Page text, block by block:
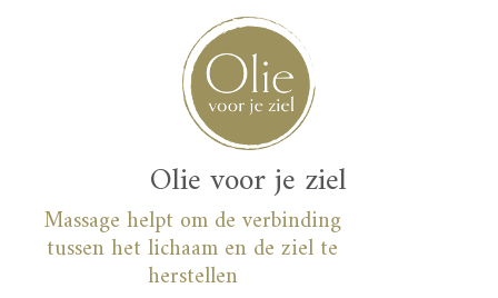
Olie voor je ziel
Massage helpt om de verbinding
tussen het lichaam en de ziel te
herstellen